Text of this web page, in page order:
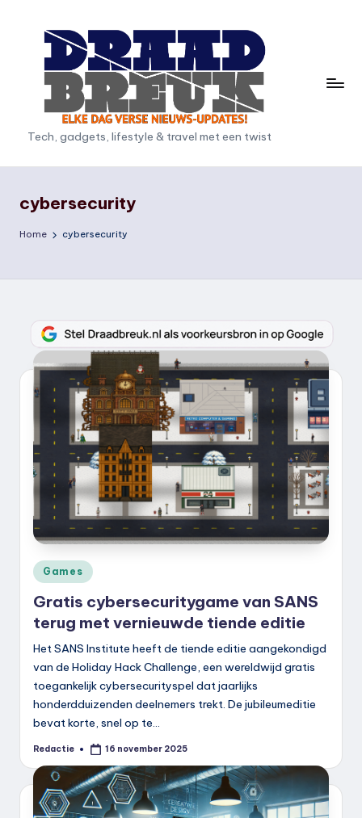
D
r
a
d
e
u
k
n
Tech, gadgets, lifestyle & travel met een twist
cybersecurity
Home cybersecurity
Geplaatst
in
Games
Gratis cybersecuritygame van SANS
terug met vernieuwde tiende editie
Het SANS Institute heeft de tiende editie aangekondigd
van de Holiday Hack Challenge, een wereldwijd gratis
toegankelijk cybersecurityspel dat jaarlijks
honderdduizenden deelnemers trekt. De jubileumeditie
bevat korte, snel op te…
Geplaatst
Redactie 16 november 2025